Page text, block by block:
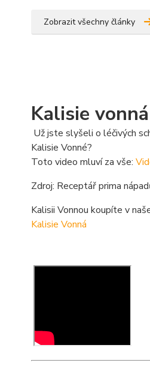
Zobrazit všechny články
Kalisie vonná
Už jste slyšeli o léčivých
Kalisie Vonné?
Toto video mluví za vše:
Zdroj: Receptář prima
Kalisii Vonnou koupíte v
Kalisie Vonná